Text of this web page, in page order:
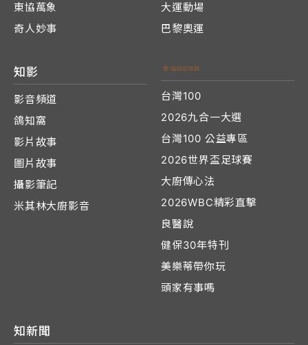
東協萬象
奇人妙事
大運動場
巴黎奧運
知影
影音頻道
鴿知窩
影片故事
圖片故事
攝影筆記
米其林大廚影音
台灣100
2026九合一大選
台灣100 公益專區
2026世界盃足球賽
大廚傳心法
2026WBC精彩直擊
良醫說
健保30年特刊
美樂蒂帶你玩
頭家有事嗎
知新聞